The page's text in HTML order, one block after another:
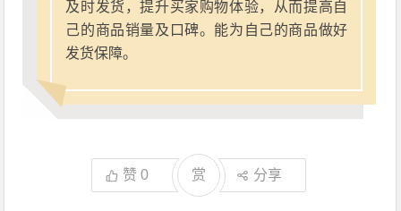
及时发货，提升买家购物体验，从而提高自
己的商品销量及口碑。能为自己的商品做好
发货保障。
赞0 赏 分享